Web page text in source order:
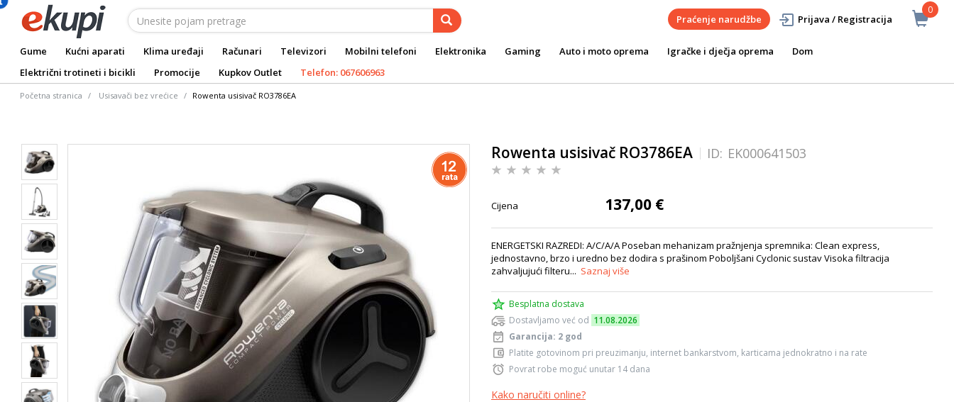
0
Praćenje narudžbe Prijava / Registracija
Gume Kućni aparati Klima uređaji Računari Televizori Mobilni telefoni Elektronika Gaming Auto i moto oprema Igračke i dječja oprema
Dom
Električni trotineti i bicikli
Promocije Kupkov Outlet Telefon: 067606963
Početna stranica Usisavači bez vrećice Rowenta usisivač RO3786EA
Rowenta usisivač RO3786EA ID: EK000641503
Cijena 137,00 €
ENERGETSKI RAZREDI: A/C/A/A Poseban mehanizam pražnjenja spremnika: Clean express,
jednostavno, brzo i uredno bez dodira s prašinom Poboljšani Cyclonic sustav Visoka filtracija
zahvaljujući filteru... Saznaj više
Besplatna dostava
Dostavljamo već od 11.08.2026
Garancija: 2 god
Platite gotovinom pri preuzimanju, internet bankarstvom, karticama jednokratno i na rate
Povrat robe moguć unutar 14 dana
Kako naručiti online?